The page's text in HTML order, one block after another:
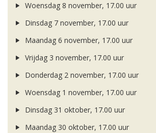
Woensdag 8 november, 17.00 uur
Dinsdag 7 november, 17.00 uur
Maandag 6 november, 17.00 uur
Vrijdag 3 november, 17.00 uur
Donderdag 2 november, 17.00 uur
Woensdag 1 november, 17.00 uur
Dinsdag 31 oktober, 17.00 uur
Maandag 30 oktober, 17.00 uur